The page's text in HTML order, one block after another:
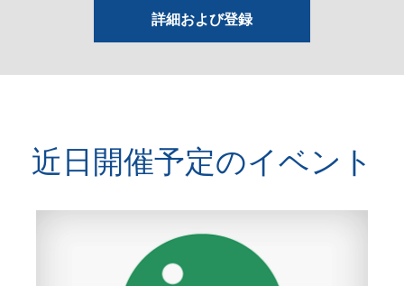
詳細および登録
近日開催予定のイベント